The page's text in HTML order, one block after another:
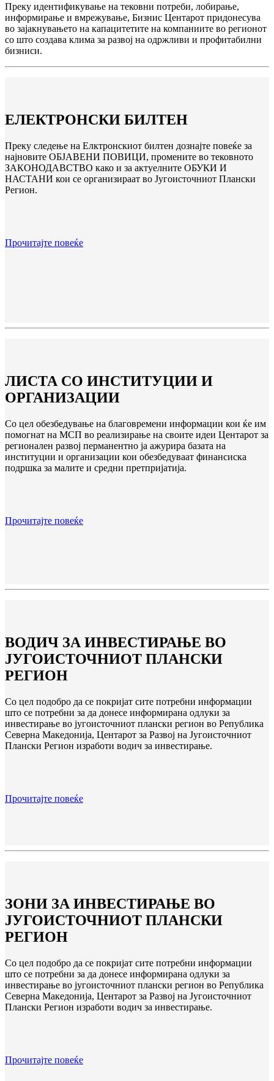
Преку идентификување на тековни потреби, лобирање,
информирање и вмрежување, Бизнис Центарот придонесува
во зајакнувањето на капацитетите на компаниите во регионот
со што создава клима за развој на одржливи и профитабилни
бизниси.
ЕЛЕКТРОНСКИ БИЛТЕН
Преку следење на Елктронскиот билтен дознајте повеќе за
најновите ОБЈАВЕНИ ПОВИЦИ, промените во тековното
ЗАКОНОДАВСТВО како и за актуелните ОБУКИ И
НАСТАНИ кои се организираат во Југоисточниот Плански
Регион.
Прочитајте повеќе
ЛИСТА СО ИНСТИТУЦИИ И
ОРГАНИЗАЦИИ
Со цел обезбедување на благовремени информации кои ќе им
помогнат на МСП во реализирање на своите идеи Центарот за
регионален развој перманентно ја ажурира базата на
институции и организации кои обезбедуваат финансиска
подршка за малите и средни претпријатија.
Прочитајте повеќе
ВОДИЧ ЗА ИНВЕСТИРАЊЕ ВО
ЈУГОИСТОЧНИОТ ПЛАНСКИ
РЕГИОН
Со цел подобро да се покријат сите потребни информации
што се потребни за да донесе информирана одлуки за
инвестирање во југоисточниот плански регион во Република
Северна Македонија, Центарот за Развој на Југоисточниот
Плански Регион изработи водич за инвестирање.
Прочитајте повеќе
ЗОНИ ЗА ИНВЕСТИРАЊЕ ВО
ЈУГОИСТОЧНИОТ ПЛАНСКИ
РЕГИОН
Со цел подобро да се покријат сите потребни информации
што се потребни за да донесе информирана одлуки за
инвестирање во југоисточниот плански регион во Република
Северна Македонија, Центарот за Развој на Југоисточниот
Плански Регион изработи водич за инвестирање.
Прочитајте повеќе